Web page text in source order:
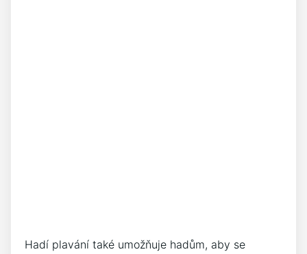
Hadí plavání také umožňuje hadům, aby se